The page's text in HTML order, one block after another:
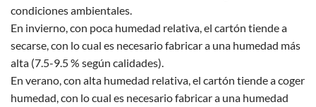
condiciones ambientales.
En invierno, con poca humedad relativa, el cartón tiende a
secarse, con lo cual es necesario fabricar a una humedad más
alta (7.5-9.5 % según calidades).
En verano, con alta humedad relativa, el cartón tiende a coger
humedad, con lo cual es necesario fabricar a una humedad